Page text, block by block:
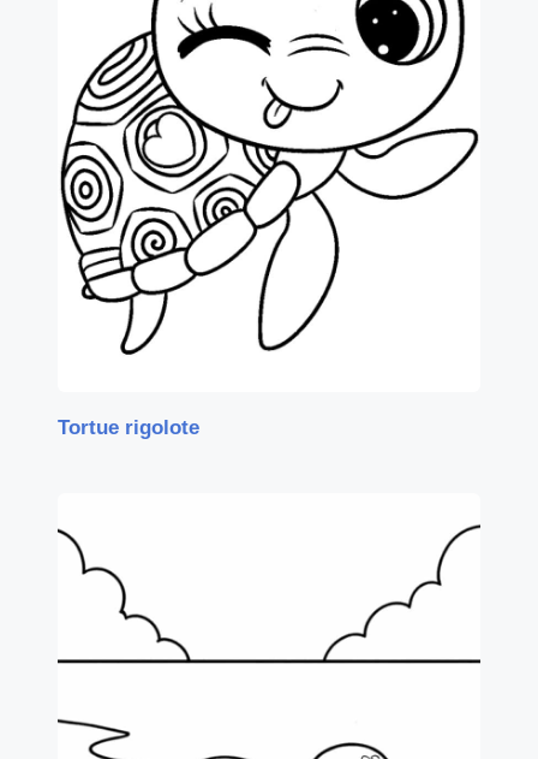
Tortue rigolote